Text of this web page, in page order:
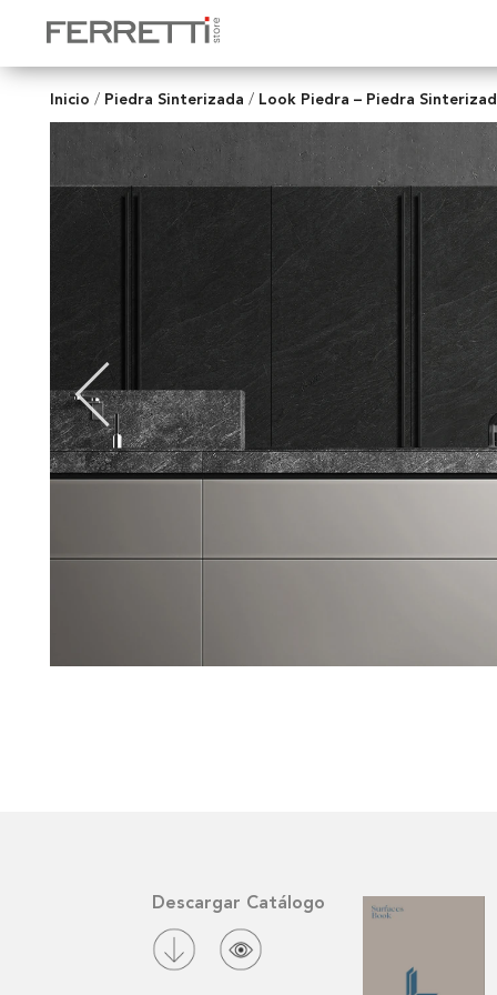
Inicio / Piedra Sinterizada / Look Piedra – Piedra
Descargar Catálogo